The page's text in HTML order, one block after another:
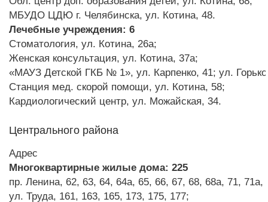
МБУДО ЦДЮ г. Челябинска, ул. Котина, 48.
Лечебные учреждения: 6
Стоматология, ул. Котина, 26а;
Женская консультация, ул. Котина, 37а;
«МАУЗ Детской ГКБ № 1», ул. Карпенко, 41; ул.
Станция мед. скорой помощи, ул. Котина, 58;
Кардиологический центр, ул. Можайская, 34.
Центрального района
Адрес
Многоквартирные жилые дома: 225
пр. Ленина, 62, 63, 64, 64а, 65, 66, 67, 68, 68а, 71,
ул. Труда, 161, 163, 165, 173, 175, 177;